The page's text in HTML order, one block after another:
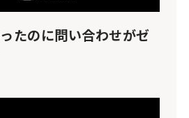
たのに問い合わせがゼ